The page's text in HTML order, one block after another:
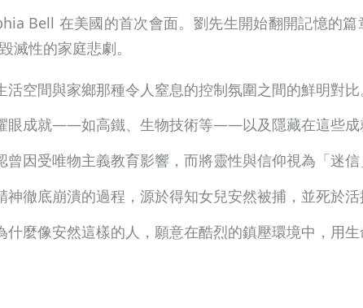
Bell 在美國的首次會面。劉先生開始翻開記憶的
滅性的家庭悲劇。
活空間與家鄉那種令人窒息的控制氛圍之間的鮮明對比
眼成就——如高鐵、生物技術等——以及隱藏在這些成
曾因受唯物主義教育影響，而將靈性與信仰視為「迷信
神徹底崩潰的過程，源於得知女兒安然被捕，並死於活
什麼像安然這樣的人，願意在酷烈的鎮壓環境中，用生